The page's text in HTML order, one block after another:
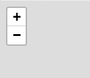
+
−